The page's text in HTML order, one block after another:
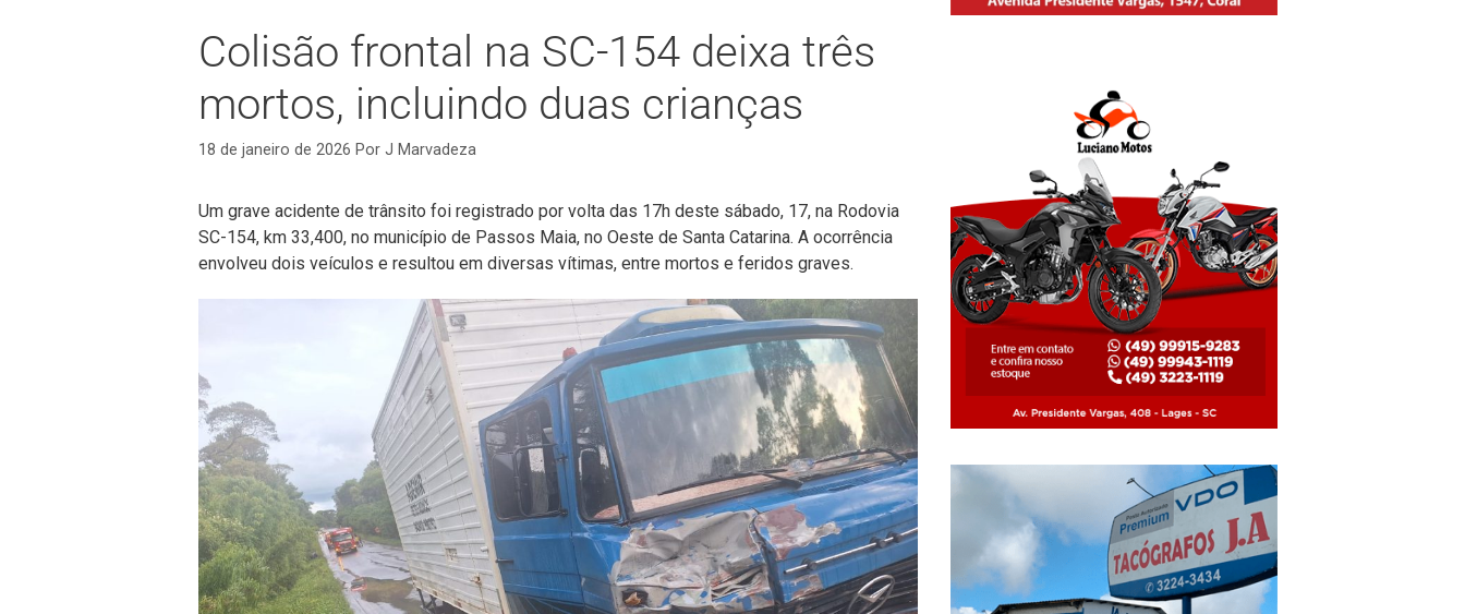
Colisão frontal na SC-154 deixa três
mortos, incluindo duas crianças
18 de janeiro de 2026 Por J Marvadeza
Um grave acidente de trânsito foi registrado por volta das 17h deste sábado, 17, na Rodovia
SC-154, km 33,400, no município de Passos Maia, no Oeste de Santa Catarina. A ocorrência
envolveu dois veículos e resultou em diversas vítimas, entre mortos e feridos graves.